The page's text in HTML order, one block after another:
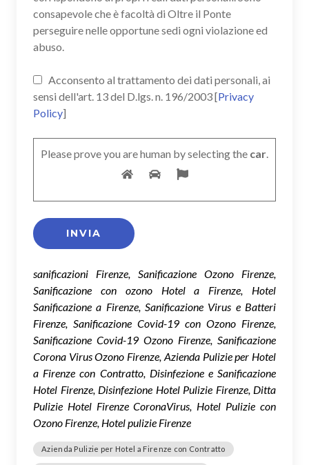
consapevole che è facoltà di Oltre il Ponte
perseguire nelle opportune sedi ogni violazione ed
abuso.
Acconsento al trattamento dei dati personali, ai
sensi dell'art. 13 del D.lgs. n. 196/2003 [Privacy
Policy]
Please prove you are human by selecting the car.
sanificazioni Firenze, Sanificazione Ozono Firenze,
Sanificazione con ozono Hotel a Firenze, Hotel
Sanificazione a Firenze, Sanificazione Virus e Batteri
Firenze, Sanificazione Covid-19 con Ozono Firenze,
Sanificazione Covid-19 Ozono Firenze, Sanificazione
Corona Virus Ozono Firenze, Azienda Pulizie per Hotel
a Firenze con Contratto, Disinfezione e Sanificazione
Hotel Firenze, Disinfezione Hotel Pulizie Firenze, Ditta
Pulizie Hotel Firenze CoronaVirus, Hotel Pulizie con
Ozono Firenze, Hotel pulizie Firenze
Azienda Pulizie per Hotel a Firenze con Contratto